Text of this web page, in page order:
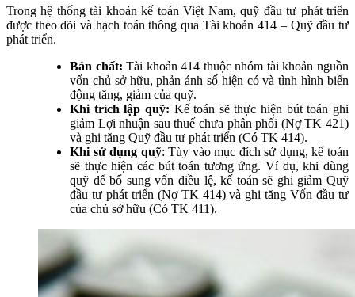
Trong hệ thống tài khoản kế toán Việt Nam, quỹ đầu tư phát triển
được theo dõi và hạch toán thông qua Tài khoản 414 – Quỹ đầu tư
phát triển.
Bản chất:Tài khoản 414 thuộc nhóm tài khoản nguồn
vốn chủ sở hữu, phản ánh số hiện có và tình hình biến
động tăng, giảm của quỹ.
Khi trích lập quỹ: Kế toán sẽ thực hiện bút toán ghi
giảm Lợi nhuận sau thuế chưa phân phối (Nợ TK 421)
và ghi tăng Quỹ đầu tư phát triển (Có TK 414).
Khi sử dụng quỹ: Tùy vào mục đích sử dụng, kế toán
sẽ thực hiện các bút toán tương ứng. Ví dụ, khi dùng
quỹ để bổ sung vốn điều lệ, kế toán sẽ ghi giảm Quỹ
đầu tư phát triển (Nợ TK 414) và ghi tăng Vốn đầu tư
của chủ sở hữu (Có TK 411).